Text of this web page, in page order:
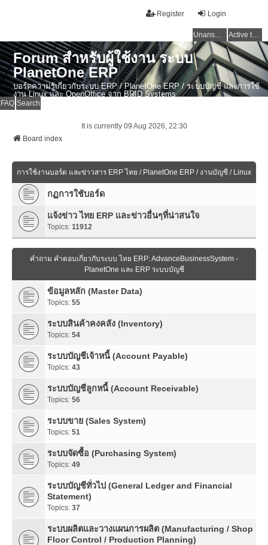
Login
Register
Unanswered topics Active topics
Forum สำหรับผู้ใช้งาน ระบบ
PlanetOne ERP
บอร์ดความรู้เกี่ยวกับระบบ ERP / PlanetOne ERP / ระบบบัญชี และการใช้
งาน Linux และ OpenOffice จาก BRID Systems
FAQ Search
It is currently 09 Aug 2026, 22:30
Board index
การใช้งานบอร์ด และข่าวสาร ERP ไทย / PlanetOne ERP / งานบัญชี / Linux
กฏการใช้บอร์ด
แจ้งข่าว ไทย ERP และข่าวอื่นๆที่น่าสนใจ
Topics: 11912
คำถาม คำตอบเกี่ยวกับระบบ ไทย ERP: AdvanceBusinessSystem -
PlanetOne และ ERP ระบบบัญชี
ข้อมูลหลัก (Master Data)
Topics: 55
ระบบสินค้าคงคลัง (Inventory)
Topics: 54
ระบบบัญชีเจ้าหนี้ (Account Payable)
Topics: 43
ระบบบัญชีลูกหนี้ (Account Receivable)
Topics: 56
ระบบขาย (Sales System)
Topics: 51
ระบบจัดซื้อ (Purchasing System)
Topics: 49
ระบบบัญชีทั่วไป (General Ledger and Financial
Statement)
Topics: 37
ระบบผลิตและวางแผนการผลิต (Manufacturing / Shop
Floor Control / Production Planning)